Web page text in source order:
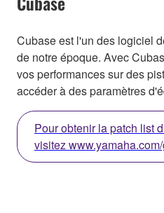
Cubase est l'un des logiciel
de notre époque. Avec
vos performances sur des
accéder à des paramètres
Pour obtenir la patch list
visitez